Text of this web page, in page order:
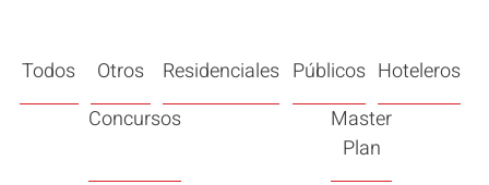
Todos Otros Residenciales Públicos Hoteleros
Concursos
Master
Plan